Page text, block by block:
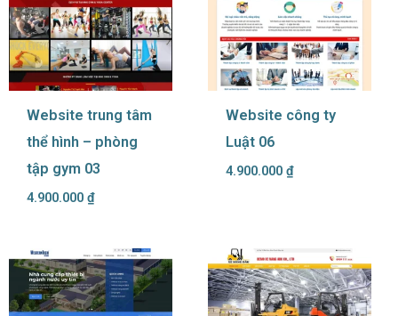
Website trung tâm
thể hình – phòng
tập gym 03
4.900.000 ₫
Website công ty
Luật 06
4.900.000 ₫